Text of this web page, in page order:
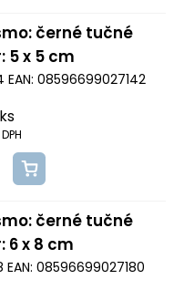
černé tučné
5 x 5 cm
EAN: 08596699027142
černé tučné
6 x 8 cm
EAN: 08596699027180